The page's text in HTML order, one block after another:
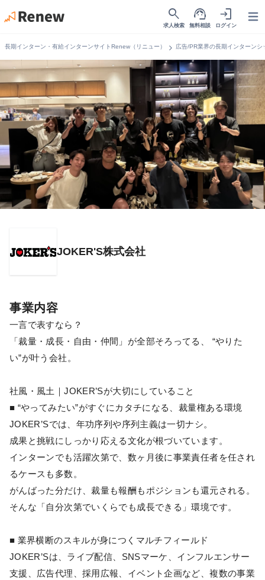
search
求人検索
support_agent
無料相談
login
ログイン
長期インターン・有給インターンサイトRenew（リニュー） chevron_right 広告/PR業界の長期インターンシ
JOKER'S株式会社
事業内容
一言で表すなら？
「裁量・成長・自由・仲間」が全部そろってる、 “やりた
い”が叶う会社。
社風・風土｜JOKER’Sが大切にしていること
■ “やってみたい”がすぐにカタチになる、裁量権ある環境
JOKER’Sでは、年功序列や序列主義は一切ナシ。
成果と挑戦にしっかり応える文化が根づいています。
インターンでも活躍次第で、数ヶ月後に事業責任者を任され
るケースも多数。
がんばった分だけ、裁量も報酬もポジションも還元される。
そんな「自分次第でいくらでも成長できる」環境です。
■ 業界横断のスキルが身につくマルチフィールド
JOKER’Sは、ライブ配信、SNSマーケ、インフルエンサー
支援、広告代理、採用広報、イベント企画など、複数の事業